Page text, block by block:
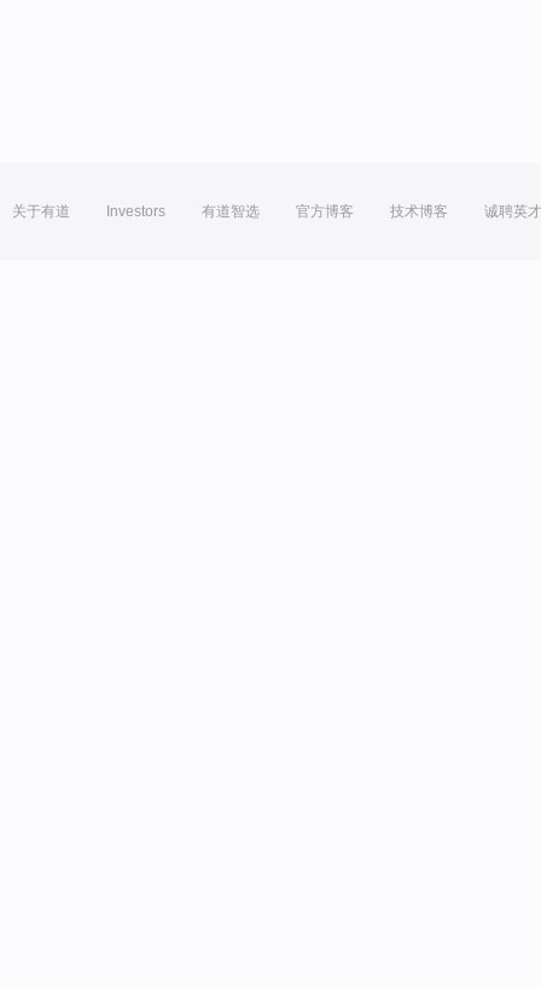
关于有道 Investors 有道智选 官方博客 技术博客 诚聘英才